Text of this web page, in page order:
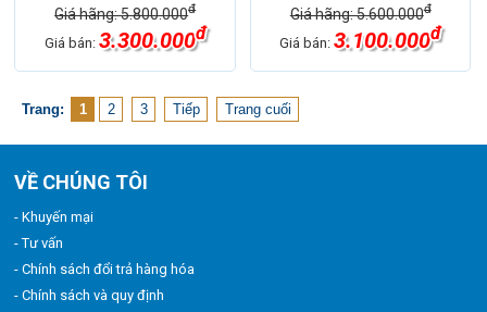
Giá hãng: 5.800.000đ
Giá bán: 3.300.000đ
Giá hãng: 5.600.000đ
Giá bán:3.100.000đ
Trang: 1 2 3 Tiếp Trang cuối
VỀ CHÚNG TÔI
- Khuyến mại
- Tư vấn
- Chính sách đổi trả hàng hóa
- Chính sách và quy định